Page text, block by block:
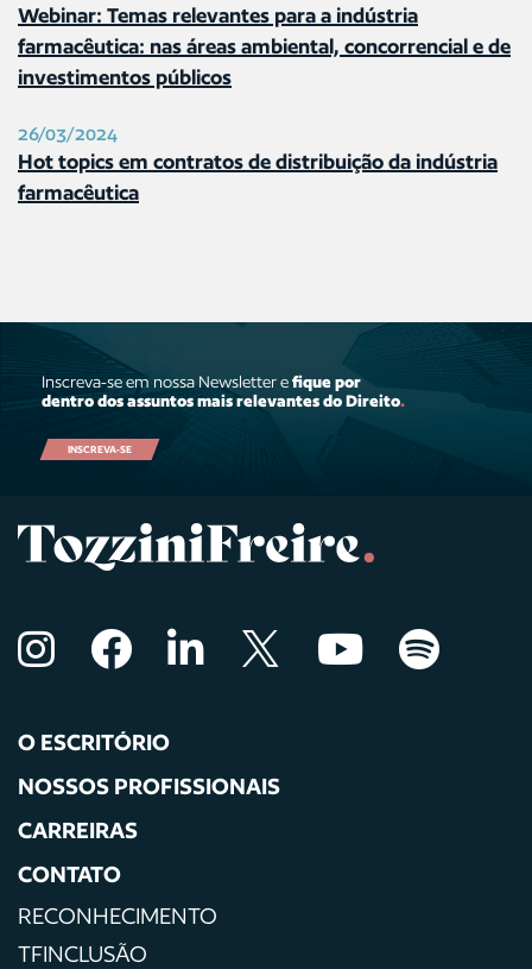
Webinar: Temas relevantes para a indústria
farmacêutica: nas áreas ambiental, concorrencial e de
investimentos públicos
26/03/2024
Hot topics em contratos de distribuição da indústria
farmacêutica
Inscreva-se em nossa Newsletter efique por
dentro dos assuntos mais relevantes do Direito.
INSCREVA-SE
O ESCRITÓRIO
NOSSOS PROFISSIONAIS
CARREIRAS
CONTATO
RECONHECIMENTO
TFINCLUSÃO